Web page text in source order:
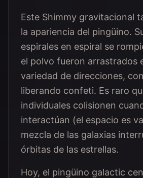
Este Shimmy gravitacional
la apariencia del pingüino.
espirales en espiral se
el polvo fueron arrastrados
variedad de direcciones,
liberando confeti. Es raro
individuales colisionen
interactúan (el espacio es
mezcla de las galaxias
órbitas de las estrellas.
Hoy, el pingüino galactic